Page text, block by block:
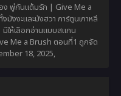
ง พู่กันแต้มรัก | Give Me a
งงะและมังฮวา การ์ตูนเกาหลี
ให้เลือกอ่านแบบสแกน
Me a Brush ตอนที่1 ถูกจัด
18, 2025,